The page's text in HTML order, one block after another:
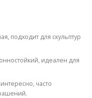
подходит для скульптур
идеален для
часто